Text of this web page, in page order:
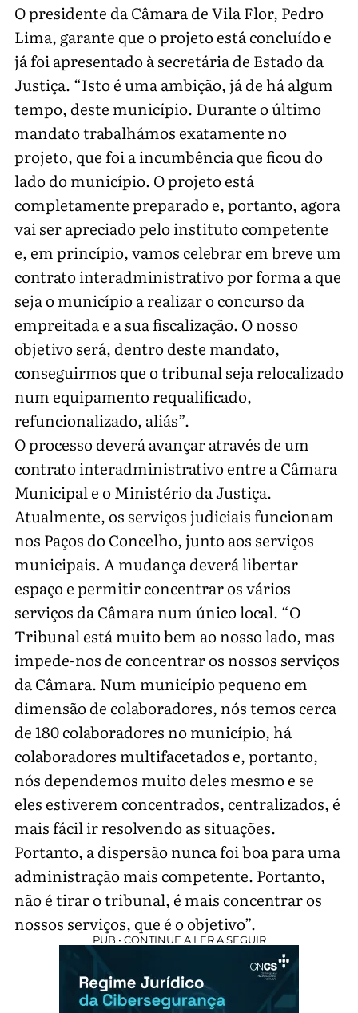
O presidente da Câmara de Vila Flor, Pedro
Lima, garante que o projeto está concluído e
já foi apresentado à secretária de Estado da
Justiça. “Isto é uma ambição, já de há algum
tempo, deste município. Durante o último
mandato trabalhámos exatamente no
projeto, que foi a incumbência que ficou do
lado do município. O projeto está
completamente preparado e, portanto, agora
vai ser apreciado pelo instituto competente
e, em princípio, vamos celebrar em breve um
contrato interadministrativo por forma a que
seja o município a realizar o concurso da
empreitada e a sua fiscalização. O nosso
objetivo será, dentro deste mandato,
conseguirmos que o tribunal seja relocalizado
num equipamento requalificado,
refuncionalizado, aliás”.
O processo deverá avançar através de um
contrato interadministrativo entre a Câmara
Municipal e o Ministério da Justiça.
Atualmente, os serviços judiciais funcionam
nos Paços do Concelho, junto aos serviços
municipais. A mudança deverá libertar
espaço e permitir concentrar os vários
serviços da Câmara num único local. “O
Tribunal está muito bem ao nosso lado, mas
impede-nos de concentrar os nossos serviços
da Câmara. Num município pequeno em
dimensão de colaboradores, nós temos cerca
de 180 colaboradores no município, há
colaboradores multifacetados e, portanto,
nós dependemos muito deles mesmo e se
eles estiverem concentrados, centralizados, é
mais fácil ir resolvendo as situações.
Portanto, a dispersão nunca foi boa para uma
administração mais competente. Portanto,
não é tirar o tribunal, é mais concentrar os
nossos serviços, que é o objetivo”.
PUB • CONTINUE A LER A SEGUIR